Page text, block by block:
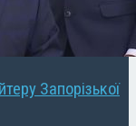
Запорізької